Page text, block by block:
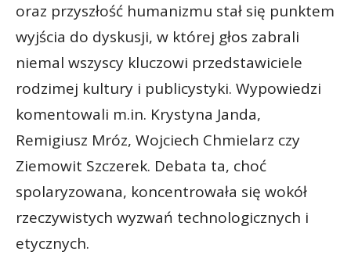
oraz przyszłość humanizmu stał się punktem
wyjścia do dyskusji, w której głos zabrali
niemal wszyscy kluczowi przedstawiciele
rodzimej kultury i publicystyki. Wypowiedzi
komentowali m.in. Krystyna Janda,
Remigiusz Mróz, Wojciech Chmielarz czy
Ziemowit Szczerek. Debata ta, choć
spolaryzowana, koncentrowała się wokół
rzeczywistych wyzwań technologicznych i
etycznych.